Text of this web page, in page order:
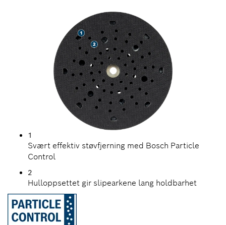
1
Svært effektiv støvfjerning med Bosch Particle
Control
2
Hulloppsettet gir slipearkene lang holdbarhet